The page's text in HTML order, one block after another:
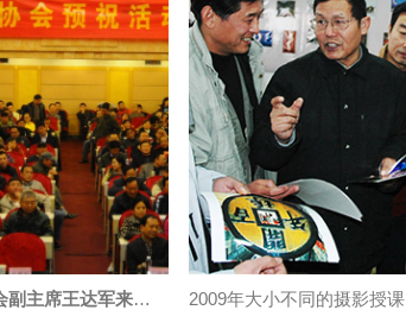
2013年中国摄影家协会副主席王达军来本机构授课 2009年大小不同的摄影授课